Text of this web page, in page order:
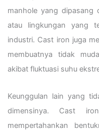
manhole yang dipasang
atau lingkungan yang
industri. Cast iron juga
membuatnya tidak
akibat fluktuasi suhu
Keunggulan lain yang
dimensinya. Cast
mempertahankan